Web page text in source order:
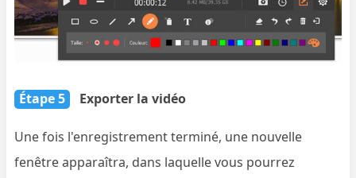
Étape 5 Exporter la vidéo
Une fois l'enregistrement terminé, une nouvelle
fenêtre apparaîtra, dans laquelle vous pourrez